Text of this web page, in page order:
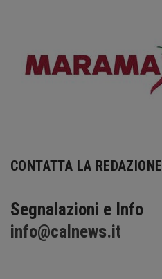
CONTATTA LA REDAZIONE
Segnalazioni e Info
info@calnews.it